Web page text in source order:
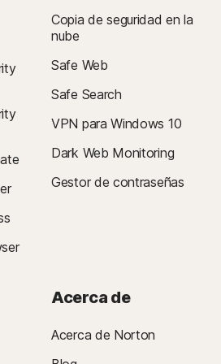
promisepara ver toda la información.
en la nube solo están disponibles
en modo S y Windows sobre un
están disponibles en Windows (excepto
sobre un procesador ARM).
de ubicación NO están disponibles en
debe tener instalada la aplicación Norton
de Norton LifeLock de 2021:
Copia de seguridad en la
nube
Safe Web
Safe Search
VPN para Windows 10
Dark Web Monitoring
Gestor de contraseñas
Acerca de
Acerca de Norton